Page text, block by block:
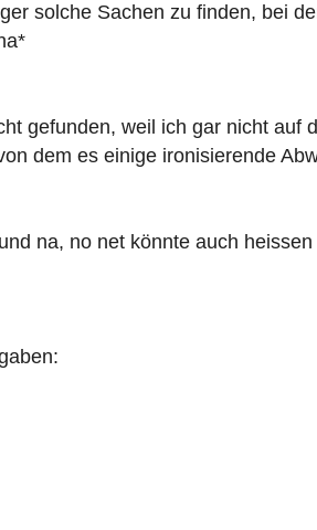
solche Sachen zu finden, bei
gefunden, weil ich gar nicht auf
dem es einige ironisierende
na, no net könnte auch